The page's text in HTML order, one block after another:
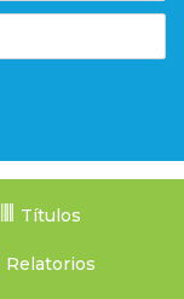
Títulos
Relatorios